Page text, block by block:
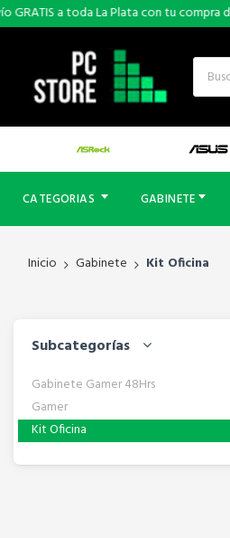
a toda La Plata con tu compra de
CATEGORIAS GABINETE
Inicio Gabinete Kit Oficina
Subcategorías
Gabinete Gamer 48Hrs
Gamer
Kit Oficina